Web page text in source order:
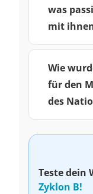
was
mit
Wie
für den
des
Teste dein
Zyklon B!